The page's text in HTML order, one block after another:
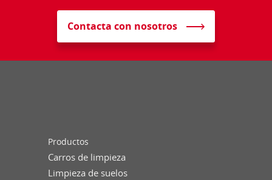
Contacta con nosotros
Productos
Carros de limpieza
Limpieza de suelos